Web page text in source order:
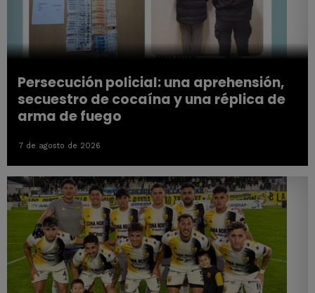
Persecución policial: una aprehensión,
secuestro de cocaína y una réplica de
arma de fuego
7 de agosto de 2026